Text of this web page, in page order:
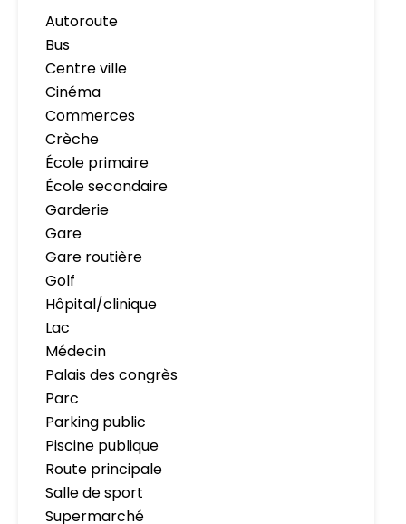
Autoroute
Bus
Centre ville
Cinéma
Commerces
Crèche
École primaire
École secondaire
Garderie
Gare
Gare routière
Golf
Hôpital/clinique
Lac
Médecin
Palais des congrès
Parc
Parking public
Piscine publique
Route principale
Salle de sport
Supermarché